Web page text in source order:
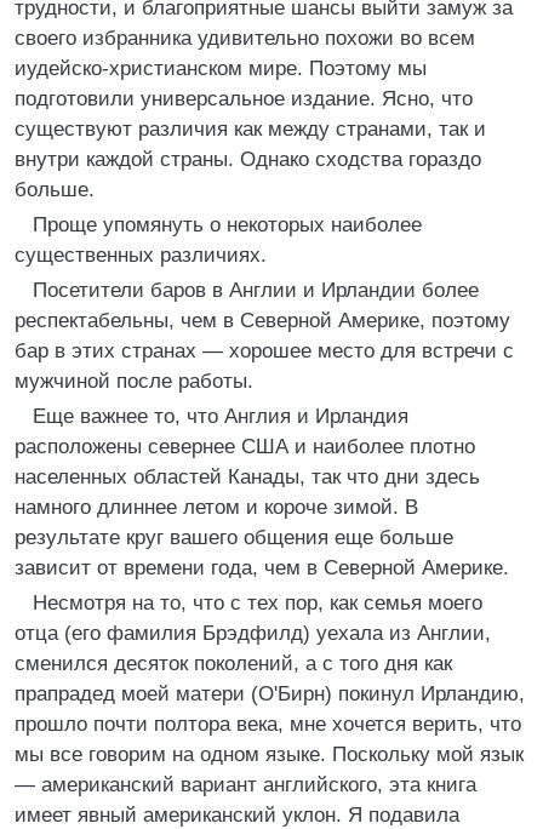
трудности, и благоприятные шансы выйти замуж за
своего избранника удивительно похожи во всем
иудейско-христианском мире. Поэтому мы
подготовили универсальное издание. Ясно, что
существуют различия как между странами, так и
внутри каждой страны. Однако сходства гораздо
больше.
Проще упомянуть о некоторых наиболее
существенных различиях.
Посетители баров в Англии и Ирландии более
респектабельны, чем в Северной Америке, поэтому
бар в этих странах — хорошее место для встречи с
мужчиной после работы.
Еще важнее то, что Англия и Ирландия
расположены севернее США и наиболее плотно
населенных областей Канады, так что дни здесь
намного длиннее летом и короче зимой. В
результате круг вашего общения еще больше
зависит от времени года, чем в Северной Америке.
Несмотря на то, что с тех пор, как семья моего
отца (его фамилия Брэдфилд) уехала из Англии,
сменился десяток поколений, а с того дня как
прапрадед моей матери (О'Бирн) покинул Ирландию,
прошло почти полтора века, мне хочется верить, что
мы все говорим на одном языке. Поскольку мой язык
— американский вариант английского, эта книга
имеет явный американский уклон. Я подавила